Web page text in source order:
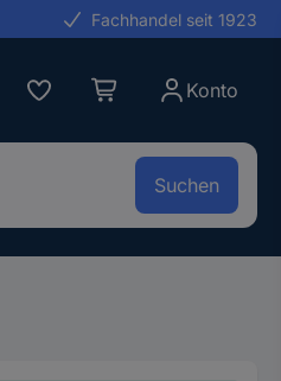
Fachhandel seit 1923
Konto
Suchen